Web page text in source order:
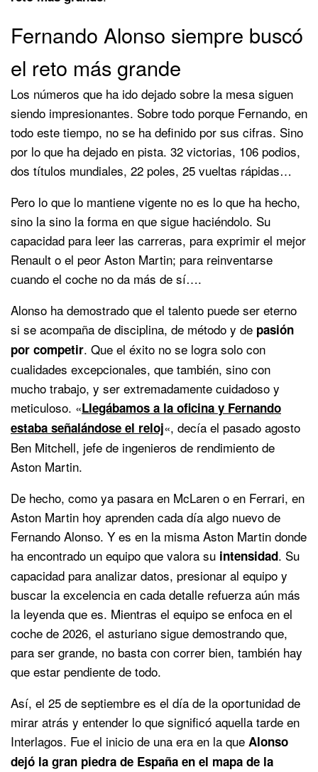
Fernando Alonso siempre buscó
el reto más grande
Los números que ha ido dejado sobre la mesa siguen
siendo impresionantes. Sobre todo porque Fernando, en
todo este tiempo, no se ha definido por sus cifras. Sino
por lo que ha dejado en pista. 32 victorias, 106 podios,
dos títulos mundiales, 22 poles, 25 vueltas rápidas…
Pero lo que lo mantiene vigente no es lo que ha hecho,
sino la sino la forma en que sigue haciéndolo. Su
capacidad para leer las carreras, para exprimir el mejor
Renault o el peor Aston Martin; para reinventarse
cuando el coche no da más de sí….
Alonso ha demostrado que el talento puede ser eterno
si se acompaña de disciplina, de método y de pasión
por competir. Que el éxito no se logra solo con
cualidades excepcionales, que también, sino con
mucho trabajo, y ser extremadamente cuidadoso y
meticuloso. «Llegábamos a la oficina y Fernando
estaba señalándose el reloj«, decía el pasado agosto
Ben Mitchell, jefe de ingenieros de rendimiento de
Aston Martin.
De hecho, como ya pasara en McLaren o en Ferrari, en
Aston Martin hoy aprenden cada día algo nuevo de
Fernando Alonso. Y es en la misma Aston Martin donde
ha encontrado un equipo que valora su intensidad. Su
capacidad para analizar datos, presionar al equipo y
buscar la excelencia en cada detalle refuerza aún más
la leyenda que es. Mientras el equipo se enfoca en el
coche de 2026, el asturiano sigue demostrando que,
para ser grande, no basta con correr bien, también hay
que estar pendiente de todo.
Así, el 25 de septiembre es el día de la oportunidad de
mirar atrás y entender lo que significó aquella tarde en
Interlagos. Fue el inicio de una era en la que Alonso
dejó la gran piedra de España en el mapa de la